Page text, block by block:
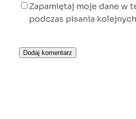
Zapamiętaj moje dane w
podczas pisania